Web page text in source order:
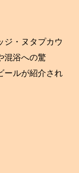
ジ・ヌタプカウ
混浴への驚
ールが紹介され